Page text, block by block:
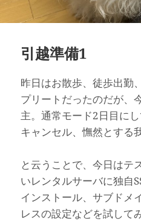
引越準備1
昨日はお散歩、徒歩出勤
プリートだったのだが、
主。通常モード2日目に
キャンセル、憮然とする
と云うことで、今日はテ
いレンタルサーバに独自
インストール、サブドメ
レスの設定などを試して